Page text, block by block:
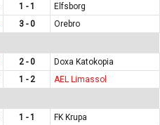
1 - 1
Elfsborg
3 - 0
Orebro
2 - 0
Doxa Katokopia
1 - 2
AEL Limassol
1 - 1
FK Krupa